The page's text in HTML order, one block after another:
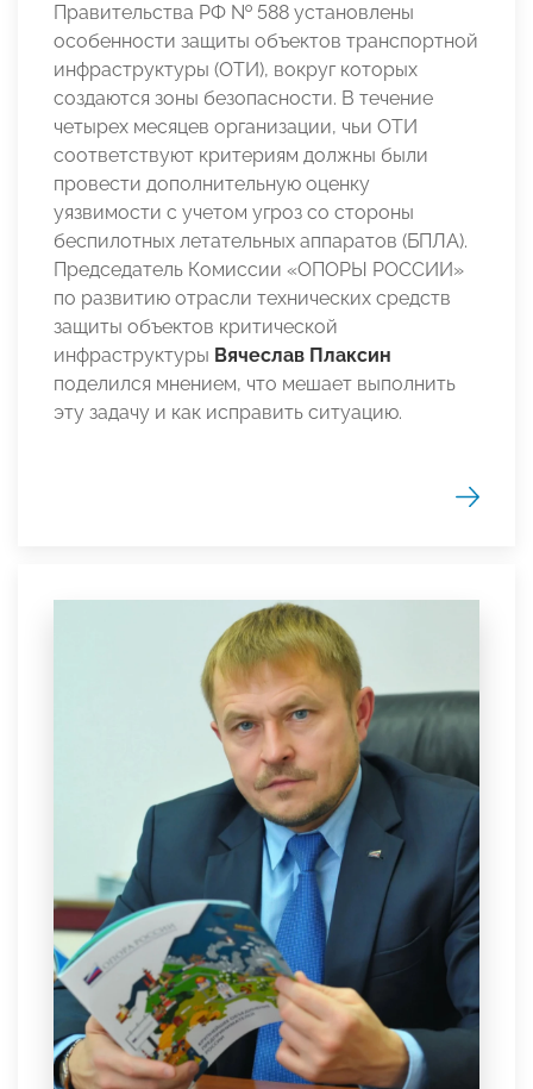
Правительства РФ № 588 установлены
особенности защиты объектов транспортной
инфраструктуры (ОТИ), вокруг которых
создаются зоны безопасности. В течение
четырех месяцев организации, чьи ОТИ
соответствуют критериям должны были
провести дополнительную оценку
уязвимости с учетом угроз со стороны
беспилотных летательных аппаратов (БПЛА).
Председатель Комиссии «ОПОРЫ РОССИИ»
по развитию отрасли технических средств
защиты объектов критической
инфраструктуры Вячеслав Плаксин
поделился мнением, что мешает выполнить
эту задачу и как исправить ситуацию.